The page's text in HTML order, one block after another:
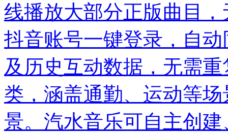
线播放大部分正版曲目
抖音账号一键登录，自
及历史互动数据，无需
类，涵盖通勤、运动等
景。汽水音乐可自主创